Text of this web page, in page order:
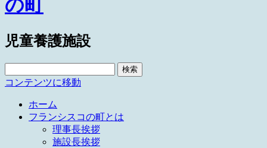
児童養護施設
索:
コンテンツに移動
ホーム
フランシスコの町とは
理事長挨拶
施設長挨拶